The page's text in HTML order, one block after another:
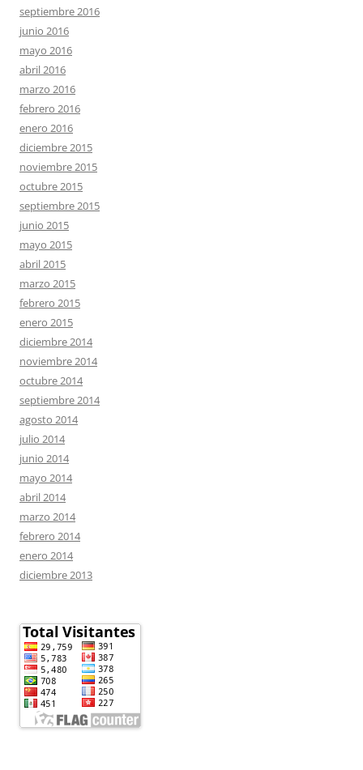
septiembre 2016
junio 2016
mayo 2016
abril 2016
marzo 2016
febrero 2016
enero 2016
diciembre 2015
noviembre 2015
octubre 2015
septiembre 2015
junio 2015
mayo 2015
abril 2015
marzo 2015
febrero 2015
enero 2015
diciembre 2014
noviembre 2014
octubre 2014
septiembre 2014
agosto 2014
julio 2014
junio 2014
mayo 2014
abril 2014
marzo 2014
febrero 2014
enero 2014
diciembre 2013